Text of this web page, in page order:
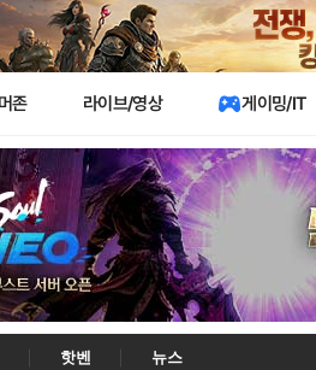
존 라이브/영상 게이밍/IT
핫벤
뉴스